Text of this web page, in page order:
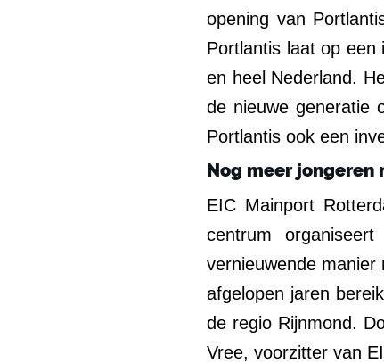
opening van
Portlantis laat op
en heel Nederland.
de nieuwe generatie
Portlantis ook een
Nog meer jongeren
EIC Mainport
centrum
vernieuwende
afgelopen jaren
de regio Rijnmond.
Vree, voorzitter van